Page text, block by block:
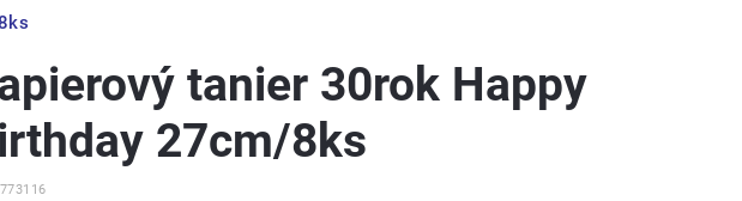
tanier 30rok Happy
27cm/8ks
773116